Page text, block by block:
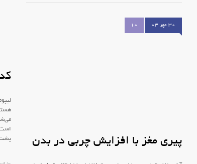
۳۰ مهر ۰۳ 10
پیری مغز با افزایش چربی در بدن
است